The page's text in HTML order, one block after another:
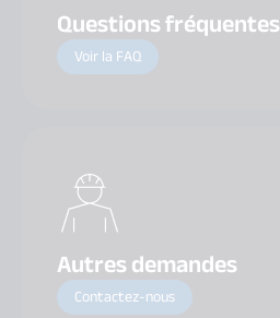
Questions fréquentes
Voir la FAQ
Autres demandes
Contactez-nous